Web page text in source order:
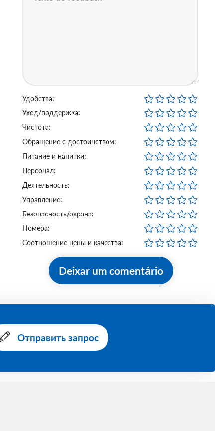
Удобства:
Уход/поддержка:
Чистота:
Обращение с достоинством:
Питание и напитки:
Персонал:
Деятельность:
Управление:
Безопасность/охрана:
Номера:
Соотношение цены и качества:
Deixar um comentário
Отправить запрос